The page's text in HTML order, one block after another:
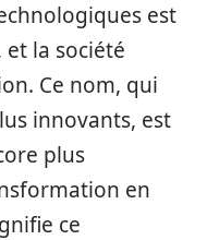
est
la société
Ce nom, qui
innovants, est
plus
en
ce